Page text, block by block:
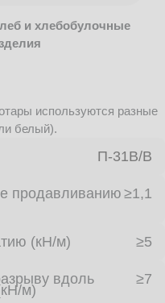
и хлебобулочные
используются разные
белый).
П-31В/B
продавливанию ≥1,1
(кН/м) ≥5
вдоль
м)
≥7